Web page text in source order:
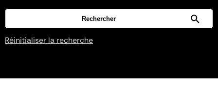
Réinitialiser la recherche